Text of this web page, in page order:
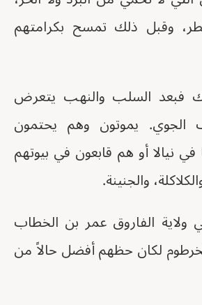
وقبل ذلك تمسح بكرامتهم
فبعد السلب والنهب يتعرض
الجوي. يموتون وهم يحتمون
نيالا أو هم قابعون في بيوتهم
والجنينة.
ولاية الفاروق عمر بن الخطاب
لكان حظهم أفضل حالاً من